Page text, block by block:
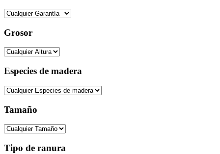
Grosor
Especies de madera
Tamaño
Tipo de ranura